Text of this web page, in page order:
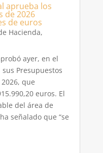
aprueba los
de 2026
de euros
Hacienda,
ayer, en el
Presupuestos
que
euros. El
del área de
señalado que “se